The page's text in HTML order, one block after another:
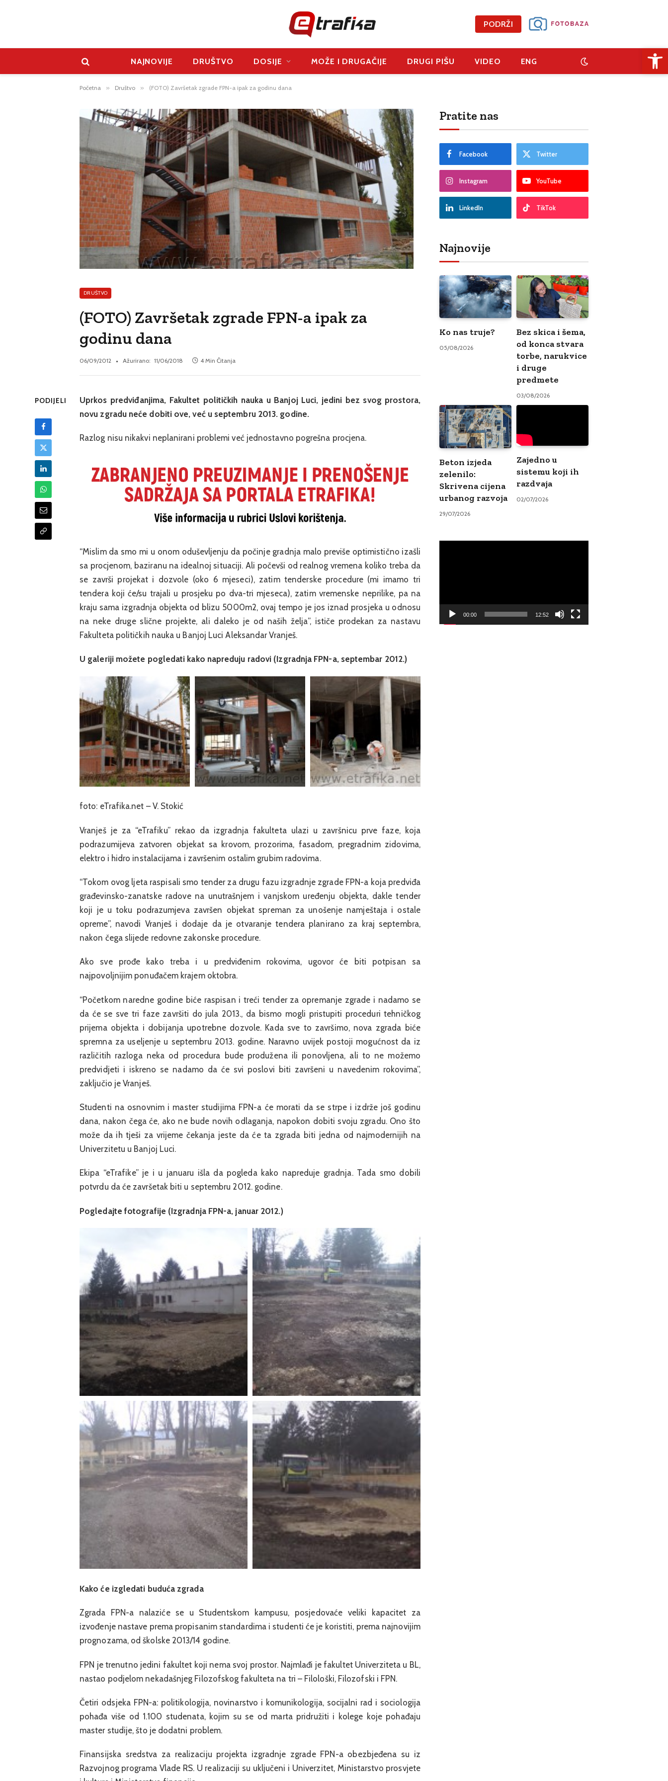
PODRŽI
NAJNOVIJE DRUŠTVO DOSIJE MOŽE I DRUGAČIJE DRUGI PIŠU VIDEO ENG
Početna » Društvo » (FOTO) Završetak zgrade FPN-a ipak za godinu dana
DRUŠTVO
(FOTO) Završetak zgrade FPN-a ipak za
godinu dana
06/09/2012 Ažurirano: 11/06/2018 4 Min Čitanja
PODIJELI
Uprkos predviđanjima, Fakultet političkih nauka u Banjoj Luci, jedini bez svog prostora,
novu zgradu neće dobiti ove, već u septembru 2013. godine.
Razlog nisu nikakvi neplanirani problemi već jednostavno pogrešna procjena.
“Mislim da smo mi u onom oduševljenju da počinje gradnja malo previše optimistično izašli
sa procjenom, baziranu na idealnoj situaciji. Ali počevši od realnog vremena koliko treba da
se završi projekat i dozvole (oko 6 mjeseci), zatim tenderske procedure (mi imamo tri
tendera koji će/su trajali u prosjeku po dva-tri mjeseca), zatim vremenske neprilike, pa na
kraju sama izgradnja objekta od blizu 5000m2, ovaj tempo je jos iznad prosjeka u odnosu
na neke druge slične projekte, ali daleko je od naših želja”, ističe prodekan za nastavu
Fakulteta političkih nauka u Banjoj Luci Aleksandar Vranješ.
U galeriji možete pogledati kako napreduju radovi (Izgradnja FPN-a, septembar 2012.)
foto: eTrafika.net – V. Stokić
Vranješ je za “eTrafiku” rekao da izgradnja fakulteta ulazi u završnicu prve faze, koja
podrazumijeva zatvoren objekat sa krovom, prozorima, fasadom, pregradnim zidovima,
elektro i hidro instalacijama i završenim ostalim grubim radovima.
“Tokom ovog ljeta raspisali smo tender za drugu fazu izgradnje zgrade FPN-a koja predviđa
građevinsko-zanatske radove na unutrašnjem i vanjskom uređenju objekta, dakle tender
koji je u toku podrazumjeva završen objekat spreman za unošenje namještaja i ostale
opreme”, navodi Vranješ i dodaje da je otvaranje tendera planirano za kraj septembra,
nakon čega slijede redovne zakonske procedure.
Ako sve prođe kako treba i u predviđenim rokovima, ugovor će biti potpisan sa
najpovoljnijim ponuđačem krajem oktobra.
“Početkom naredne godine biće raspisan i treći tender za opremanje zgrade i nadamo se
da će se sve tri faze završiti do jula 2013., da bismo mogli pristupiti proceduri tehničkog
prijema objekta i dobijanja upotrebne dozvole. Kada sve to završimo, nova zgrada biće
spremna za useljenje u septembru 2013. godine. Naravno uvijek postoji mogućnost da iz
različitih razloga neka od procedura bude produžena ili ponovljena, ali to ne možemo
predvidjeti i iskreno se nadamo da će svi poslovi biti završeni u navedenim rokovima”,
zaključio je Vranješ.
Studenti na osnovnim i master studijima FPN-a će morati da se strpe i izdrže još godinu
dana, nakon čega će, ako ne bude novih odlaganja, napokon dobiti svoju zgradu. Ono što
može da ih tješi za vrijeme čekanja jeste da će ta zgrada biti jedna od najmodernijih na
Univerzitetu u Banjoj Luci.
Ekipa “eTrafike” je i u januaru išla da pogleda kako napreduje gradnja. Tada smo dobili
potvrdu da će završetak biti u septembru 2012. godine.
Pogledajte fotografije (Izgradnja FPN-a, januar 2012.)
Kako će izgledati buduća zgrada
Zgrada FPN-a nalaziće se u Studentskom kampusu, posjedovaće veliki kapacitet za
izvođenje nastave prema propisanim standardima i studenti će je koristiti, prema najnovijim
prognozama, od školske 2013/14 godine.
FPN je trenutno jedini fakultet koji nema svoj prostor. Najmlađi je fakultet Univerziteta u BL,
nastao podjelom nekadašnjeg Filozofskog fakulteta na tri – Filološki, Filozofski i FPN.
Četiri odsjeka FPN-a: politikologija, novinarstvo i komunikologija, socijalni rad i sociologija
pohađa više od 1.100 studenata, kojim su se od marta pridružiti i kolege koje pohađaju
master studije, što je dodatni problem.
Finansijska sredstva za realizaciju projekta izgradnje zgrade FPN-a obezbjeđena su iz
Razvojnog programa Vlade RS. U realizaciji su uključeni i Univerzitet, Ministarstvo prosvjete
Pratite nas
Facebook Twitter
Instagram YouTube
LinkedIn TikTok
Najnovije
Ko nas truje?
05/08/2026
Bez skica i šema,
od konca stvara
torbe, narukvice
i druge
predmete
03/08/2026
Beton izjeda
zelenilo:
Skrivena cijena
urbanog razvoja
29/07/2026
Zajedno u
sistemu koji ih
razdvaja
02/07/2026
00:00 12:52